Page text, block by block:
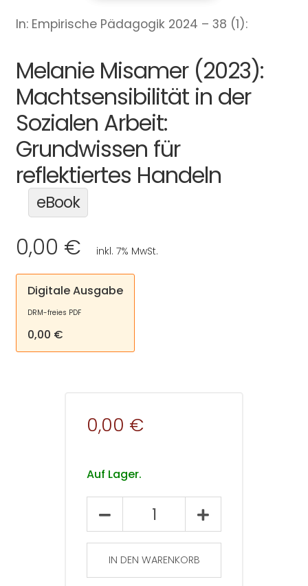
In: Empirische Pädagogik 2024 – 38 (1):
Melanie Misamer (2023):
Machtsensibilität in der
Sozialen Arbeit:
Grundwissen für
reflektiertes Handeln
eBook
0,00 € inkl. 7% MwSt.
Digitale Ausgabe
DRM-freies PDF
0,00 €
0,00 €
Auf Lager.
Empirische
Pädagogik
2024
–
38
IN DEN WARENKORB